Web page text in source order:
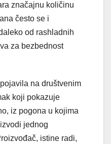
značajnu količinu
često se i
od rashladnih
za bezbednost
na društvenim
koji pokazuje
iz pogona u kojima
jednog
istine radi,